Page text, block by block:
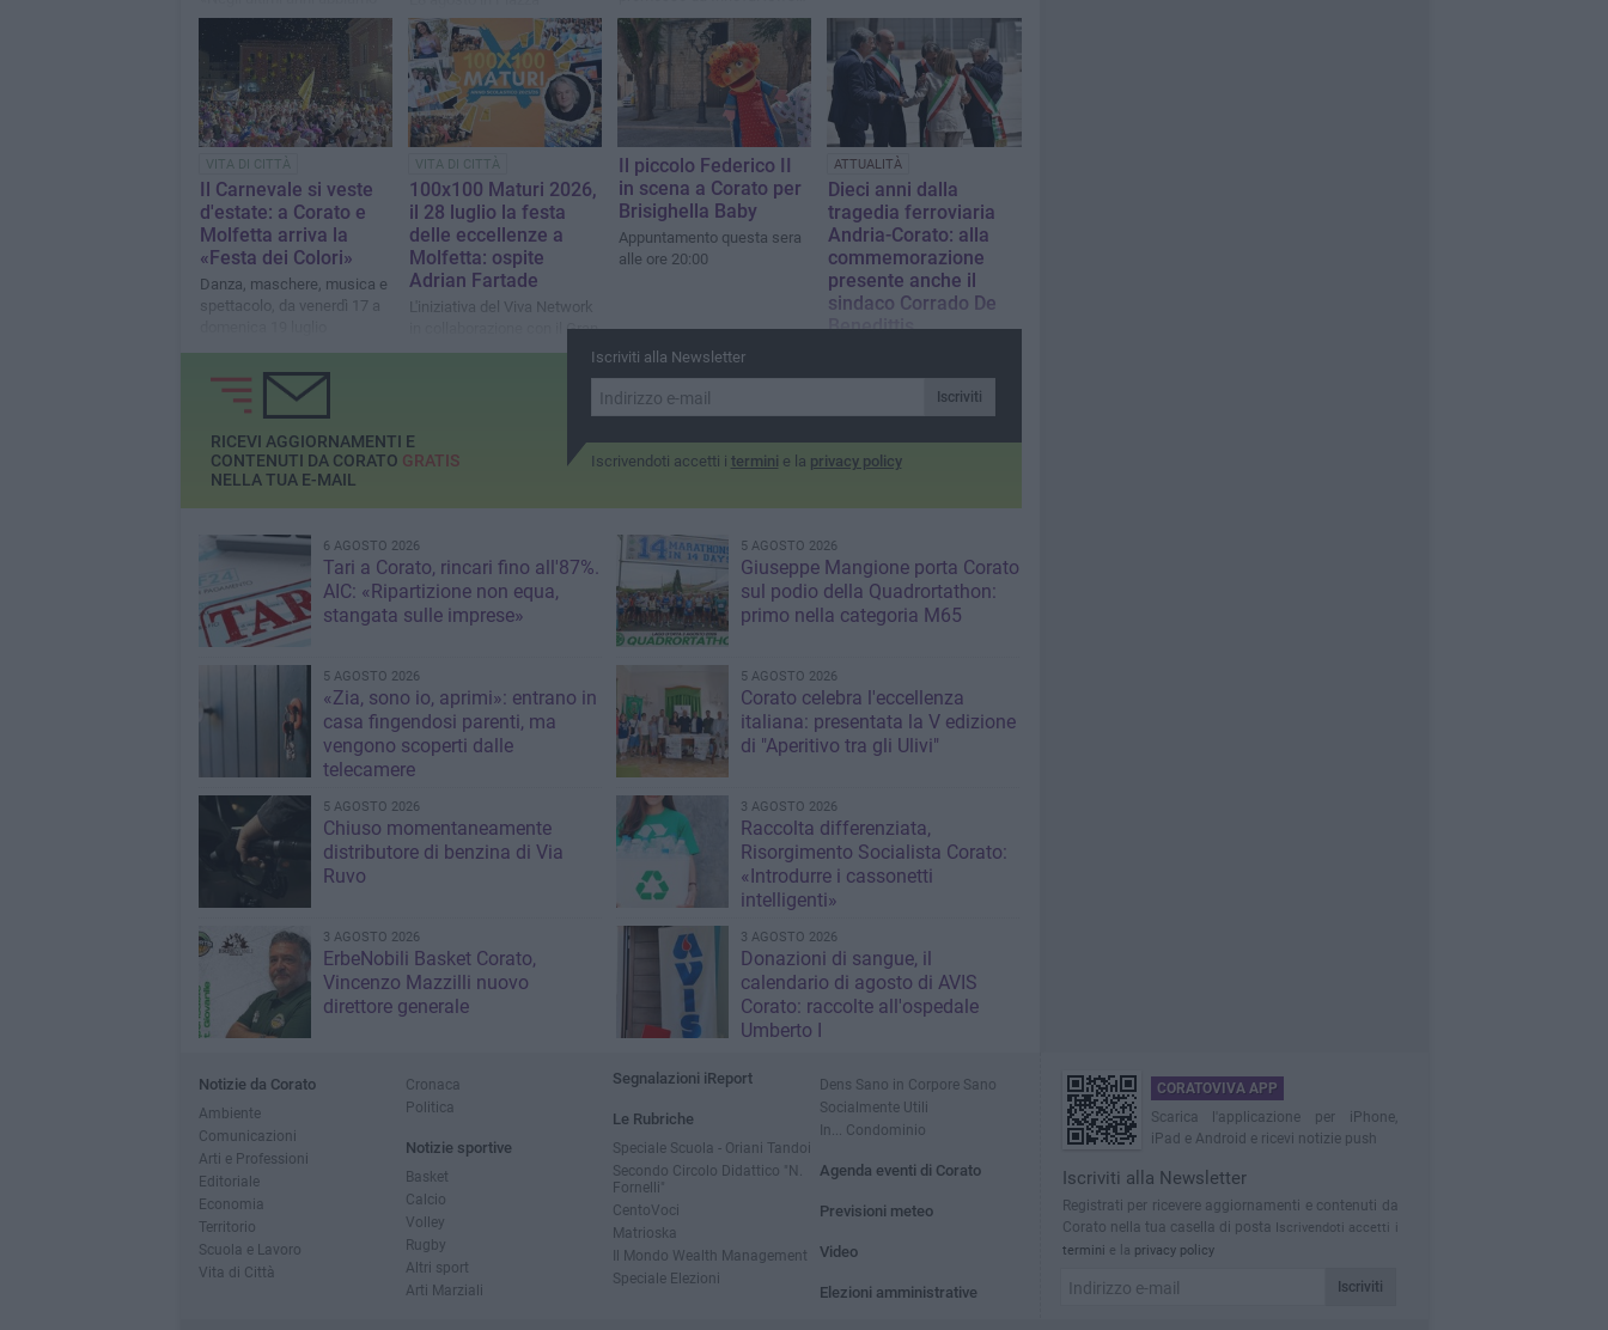
potuto verificare
concretamente quanto i
grandi festival siano
importanti per il centro
storico»
Almirante la XVIII edizione
della manifestazione del
Centro Zenith
al Gran Shopping Molfetta
VITA DI CITTÀ
Il Carnevale si veste
d'estate: a Corato e
Molfetta arriva la
«Festa dei Colori»
Danza, maschere, musica e
spettacolo, da venerdì 17 a
VITA DI CITTÀ
100x100 Maturi 2026,
il 28 luglio la festa
delle eccellenze a
Molfetta: ospite
Adrian Fartade
L'iniziativa del Viva Network
in collaborazione con il Gran
Shopping celebra gli
Il piccolo Federico II
in scena a Corato per
Brisighella Baby
Appuntamento questa sera
alle ore 20:00
ATTUALITÀ
Dieci anni dalla
tragedia ferroviaria
Andria-Corato: alla
commemorazione
presente anche il
sindaco Corrado De
Benedittis
anche il Presidente della
Repubblica, Sergio
Mattarella
Iscriviti alla Newsletter
Iscriviti
Iscrivendoti accetti i termini e la privacy policy
RICEVI AGGIORNAMENTI E
CONTENUTI DA CORATO GRATIS
NELLA TUA E-MAIL
6 AGOSTO 2026
Tari a Corato, rincari fino all'87%.
AIC: «Ripartizione non equa,
stangata sulle imprese»
5 AGOSTO 2026
Giuseppe Mangione porta Corato
sul podio della Quadrortathon:
primo nella categoria M65
5 AGOSTO 2026
«Zia, sono io, aprimi»: entrano in
casa fingendosi parenti, ma
vengono scoperti dalle
telecamere
5 AGOSTO 2026
Corato celebra l'eccellenza
italiana: presentata la V edizione
di "Aperitivo tra gli Ulivi"
5 AGOSTO 2026
Chiuso momentaneamente
distributore di benzina di Via
Ruvo
3 AGOSTO 2026
Raccolta differenziata,
Risorgimento Socialista Corato:
«Introdurre i cassonetti
intelligenti»
3 AGOSTO 2026
ErbeNobili Basket Corato,
Vincenzo Mazzilli nuovo
direttore generale
3 AGOSTO 2026
Donazioni di sangue, il
calendario di agosto di AVIS
Corato: raccolte all'ospedale
Umberto I
Notizie da Corato
Ambiente
Comunicazioni
Arti e Professioni
Editoriale
Economia
Territorio
Scuola e Lavoro
Vita di Città
Cronaca
Politica
Notizie sportive
Basket
Calcio
Volley
Rugby
Altri sport
Arti Marziali
Segnalazioni iReport
Le Rubriche
Speciale Scuola - Oriani Tandoi
Secondo Circolo Didattico "N.
Fornelli"
CentoVoci
Matrioska
Il Mondo Wealth Management
Speciale Elezioni
Dens Sano in Corpore Sano
Socialmente Utili
In... Condominio
Agenda eventi di Corato
Previsioni meteo
Video
Elezioni amministrative
CORATOVIVA APP
Scarica l'applicazione per iPhone,
iPad e Android e ricevi notizie push
Iscriviti alla Newsletter
Registrati per ricevere aggiornamenti e contenuti da
Corato nella tua casella di posta Iscrivendoti accetti i
termini e la privacy policy
Iscriviti